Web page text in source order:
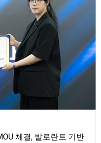
체결, 발로란트 기반